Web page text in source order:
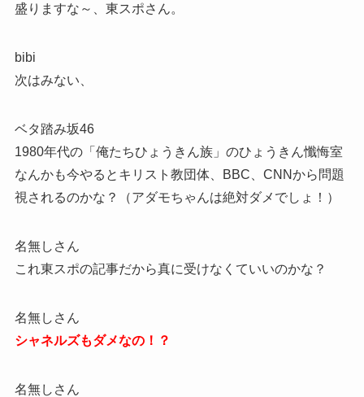
盛りますな～、東スポさん。
bibi
次はみない、
ベタ踏み坂46
1980年代の「俺たちひょうきん族」のひょうきん懺悔室
なんかも今やるとキリスト教団体、BBC、CNNから問題
視されるのかな？（アダモちゃんは絶対ダメでしょ！）
名無しさん
これ東スポの記事だから真に受けなくていいのかな？
名無しさん
シャネルズもダメなの！？
名無しさん